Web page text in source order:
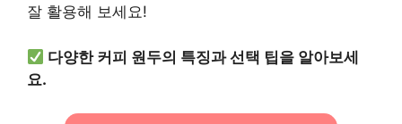
잘 활용해 보세요!
다양한 커피 원두의 특징과 선택 팁을 알아보세
요.